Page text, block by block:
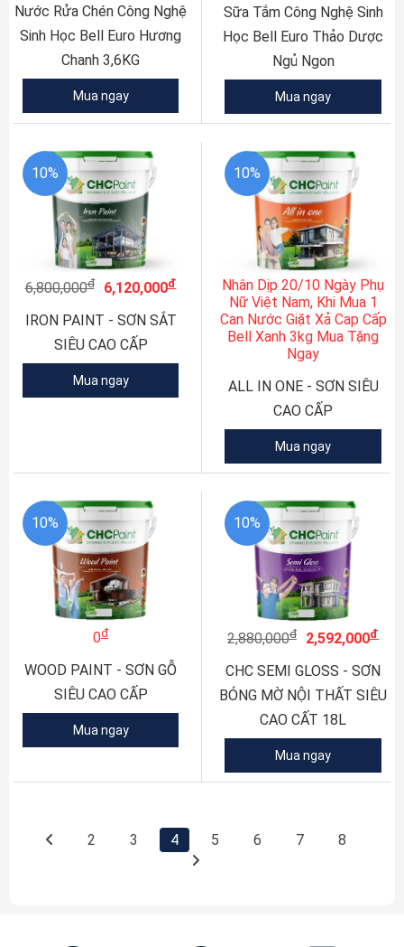
Nước Rửa Chén Công Nghệ
Sinh Học Bell Euro Hương
Chanh 3,6KG
Mua ngay
Sữa Tắm Công Nghệ Sinh
Học Bell Euro Thảo Dược
Ngủ Ngon
Mua ngay
10%
6,800,000đ 6,120,000đ
IRON PAINT - SƠN SẮT
SIÊU CAO CẤP
Mua ngay
10%
Nhân Dịp 20/10 Ngày Phụ
Nữ Việt Nam, Khi Mua 1
Can Nước Giặt Xả Cap Cấp
Bell Xanh 3kg Mua Tặng
Ngay
ALL IN ONE - SƠN SIÊU
CAO CẤP
Mua ngay
10%
0đ
WOOD PAINT - SƠN GỖ
SIÊU CAO CẤP
Mua ngay
10%
2,880,000đ 2,592,000đ
CHC SEMI GLOSS - SƠN
BÓNG MỜ NỘI THẤT SIÊU
CAO CẤT 18L
Mua ngay
2 3 4 5 6 7 8